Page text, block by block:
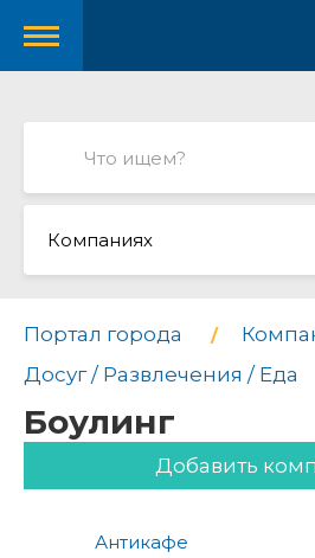
Компаниях
Портал города
Досуг / Развлечения / Еда
Боулинг
Добавить
Антикафе